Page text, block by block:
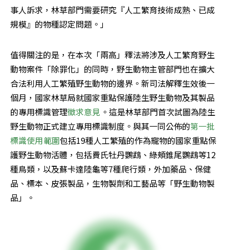
事人訴求，林草部門需要研究『人工繁育技術成熟、已成
規模』的物種認定問題。」
值得關注的是，在本次「兩高」釋法將涉及人工繁育野生
動物案件「除罪化」的同時，野生動物主管部門也在擴大
合法利用人工繁殖野生動物的邊界。新司法解釋生效後一
個月，國家林草局就國家重點保護陸生野生動物及其製品
的專用標識管理徵求意見 。這是林草部門首次試圖為陸生
野生動物正式建立專用標識制度。與其一同公佈的第一批
標識使用範圍包括19種人工繁殖的作為寵物的國家重點保
護野生動物活體，包括費氏牡丹鸚鵡、綠頰錐尾鸚鵡等12
種鳥類，以及蘇卡達陸龜等7種爬行類，外加藥品、保健
品、標本、皮張製品，生物製劑和工藝品等「野生動物製
品」。